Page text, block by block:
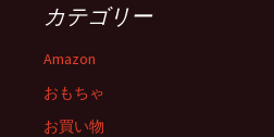
カテゴリー
Amazon
おもちゃ
お買い物